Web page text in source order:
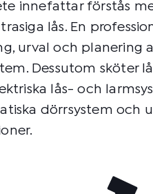
innefattar förstås
lås. En
urval och planering
Dessutom sköter
lås- och
dörrsystem och